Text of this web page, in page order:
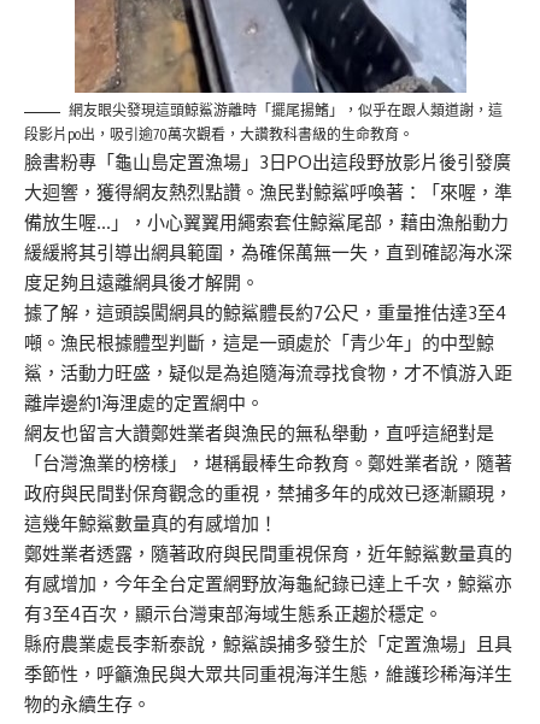
網友眼尖發現這頭鯨鯊游離時「擺尾揚鰭」，似乎在跟人類道謝，這
段影片po出，吸引逾70萬次觀看，大讚教科書級的生命教育。
臉書粉專「龜山島定置漁場」3日PO出這段野放影片後引發廣
大迴響，獲得網友熱烈點讚。漁民對鯨鯊呼喚著：「來喔，準
備放生喔…」，小心翼翼用繩索套住鯨鯊尾部，藉由漁船動力
緩緩將其引導出網具範圍，為確保萬無一失，直到確認海水深
度足夠且遠離網具後才解開。
據了解，這頭誤闖網具的鯨鯊體長約7公尺，重量推估達3至4
噸。漁民根據體型判斷，這是一頭處於「青少年」的中型鯨
鯊，活動力旺盛，疑似是為追隨海流尋找食物，才不慎游入距
離岸邊約1海浬處的定置網中。
網友也留言大讚鄭姓業者與漁民的無私舉動，直呼這絕對是
「台灣漁業的榜樣」，堪稱最棒生命教育。鄭姓業者說，隨著
政府與民間對保育觀念的重視，禁捕多年的成效已逐漸顯現，
這幾年鯨鯊數量真的有感增加！
鄭姓業者透露，隨著政府與民間重視保育，近年鯨鯊數量真的
有感增加，今年全台定置網野放海龜紀錄已達上千次，鯨鯊亦
有3至4百次，顯示台灣東部海域生態系正趨於穩定。
縣府農業處長李新泰說，鯨鯊誤捕多發生於「定置漁場」且具
季節性，呼籲漁民與大眾共同重視海洋生態，維護珍稀海洋生
物的永續生存。